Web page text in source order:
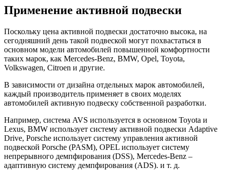
Применение активной подвески
Поскольку цена активной подвески достаточно высока, на
сегодняшний день такой подвеской могут похвастаться в
основном модели автомобилей повышенной комфортности
таких марок, как Mercedes-Benz, BMW, Opel, Toyota,
Volkswagen, Citroen и другие.
В зависимости от дизайна отдельных марок автомобилей,
каждый производитель применяет в своих моделях
автомобилей активную подвеску собственной разработки.
Например, система AVS используется в основном Toyota и
Lexus, BMW использует систему активной подвески Adaptive
Drive, Porsche использует систему управления активной
подвеской Porsche (PASM), OPEL использует систему
непрерывного демпфирования (DSS), Mercedes-Benz –
адаптивную систему демпфирования (ADS). и т. д.